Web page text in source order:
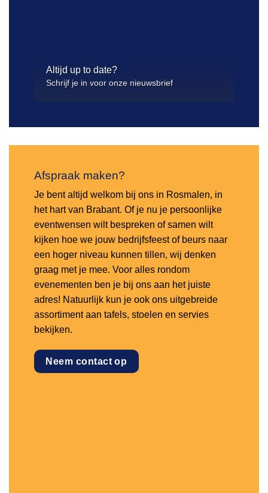
Altijd up to date?
Schrijf je in voor onze nieuwsbrief
Afspraak maken?
Je bent altijd welkom bij ons in Rosmalen, in
het hart van Brabant. Of je nu je persoonlijke
eventwensen wilt bespreken of samen wilt
kijken hoe we jouw bedrijfsfeest of beurs naar
een hoger niveau kunnen tillen, wij denken
graag met je mee. Voor alles rondom
evenementen ben je bij ons aan het juiste
adres! Natuurlijk kun je ook ons uitgebreide
assortiment aan tafels, stoelen en servies
bekijken.
Neem contact op